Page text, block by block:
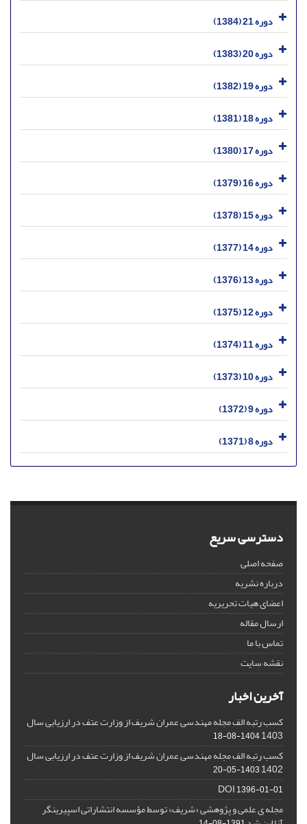
دوره 21 (1384)
دوره 20 (1383)
دوره 19 (1382)
دوره 18 (1381)
دوره 17 (1380)
دوره 16 (1379)
دوره 15 (1378)
دوره 14 (1377)
دوره 13 (1376)
دوره 12 (1375)
دوره 11 (1374)
دوره 10 (1373)
دوره 9 (1372)
دوره 8 (1371)
دسترسی سریع
صفحه اصلی
درباره نشریه
اعضای هیات تحریریه
ارسال مقاله
تماس با ما
نقشه سایت
آخرین اخبار
کسب رتبه الف مجله مهندسی عمران شریف از وزارت عتف در ارزیابی سال
1403
1404-08-18
کسب رتبه الف مجله مهندسی عمران شریف از وزارت عتف در ارزیابی سال
1402
1403-05-20
DOI1396-01-01
مجله ی علمی و پژوهشی «شریف» توسط مؤسسه انتشاراتی اسپیرینگر